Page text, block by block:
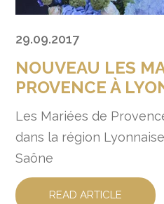
29.09.2017
NOUVEAU LES
PROVENCE À
Les Mariées de
dans la région
Saône
READ ARTICLE